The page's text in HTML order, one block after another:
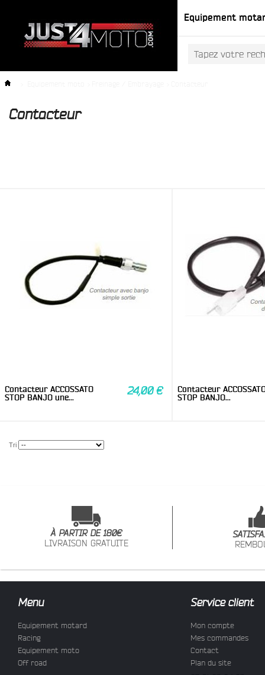
Equipement
Contacteur
Contacteur ACCOSSATO
STOP BANJO une...
24,00 €
Contacteur
STOP BANJO...
Tri
À PARTIR DE 180€
LIVRAISON GRATUITE
Menu
Equipement motard
Racing
Equipement moto
Off road
Service client
Mon compte
Mes commandes
Contact
Plan du site